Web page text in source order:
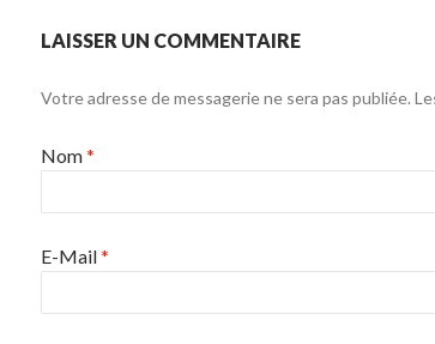
k
.
LAISSER UN COMMENTAIRE
Votre adresse de messagerie ne sera pas publiée.
Nom*
E-Mail*